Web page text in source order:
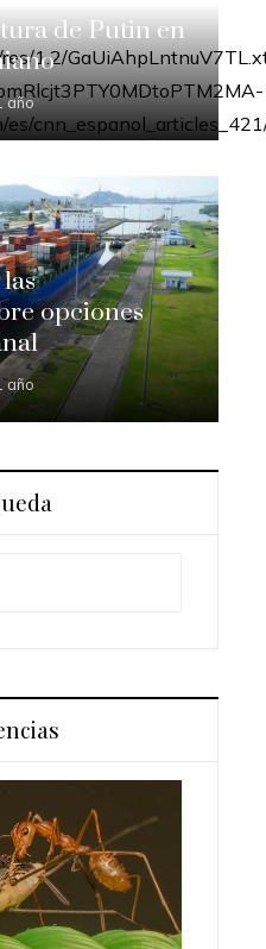
de Putin en
año
opciones
año